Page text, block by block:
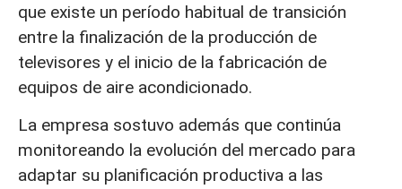
que existe un período habitual de transición
entre la finalización de la producción de
televisores y el inicio de la fabricación de
equipos de aire acondicionado.
La empresa sostuvo además que continúa
monitoreando la evolución del mercado para
adaptar su planificación productiva a las